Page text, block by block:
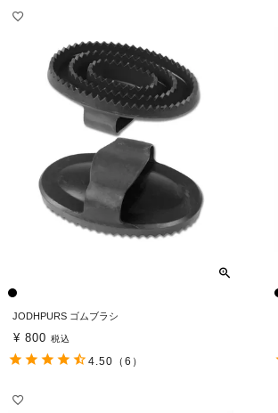
JODHPURS ゴムブラシ
¥ 800 税込
4.50 （6）